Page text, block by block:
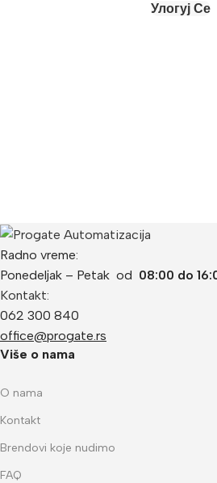
Улогуј Се
Radno vreme:
Ponedeljak – Petak od 08:00 do
Kontakt:
062 300 840
office@progate.rs
Više o nama
O nama
Kontakt
Brendovi koje nudimo
FAQ